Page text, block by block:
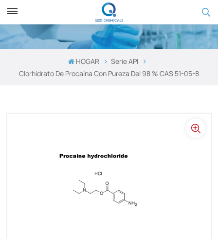
HOGAR
Serie API
Clorhidrato De Procaína Con Pureza Del 98 % CAS 51-05-8